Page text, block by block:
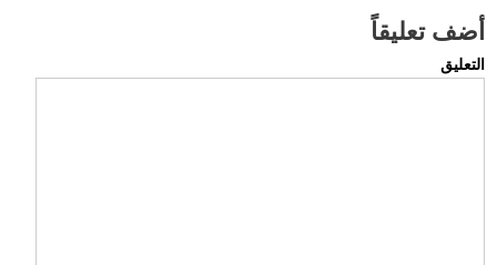
أضف تعليقاً
التعليق